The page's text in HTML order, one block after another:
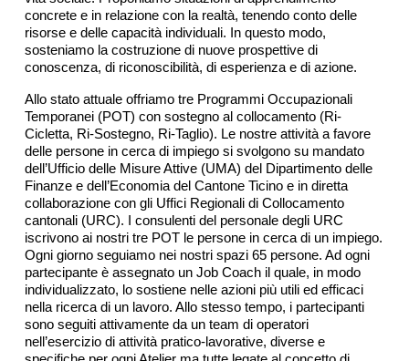
concrete e in relazione con la realtà, tenendo conto delle
risorse e delle capacità individuali. In questo modo,
sosteniamo la costruzione di nuove prospettive di
conoscenza, di riconoscibilità, di esperienza e di azione.
Allo stato attuale offriamo tre Programmi Occupazionali
Temporanei (POT) con sostegno al collocamento (Ri-
Cicletta, Ri-Sostegno, Ri-Taglio). Le nostre attività a favore
delle persone in cerca di impiego si svolgono su mandato
dell’Ufficio delle Misure Attive (UMA) del Dipartimento delle
Finanze e dell’Economia del Cantone Ticino e in diretta
collaborazione con gli Uffici Regionali di Collocamento
cantonali (URC). I consulenti del personale degli URC
iscrivono ai nostri tre POT le persone in cerca di un impiego.
Ogni giorno seguiamo nei nostri spazi 65 persone. Ad ogni
partecipante è assegnato un Job Coach il quale, in modo
individualizzato, lo sostiene nelle azioni più utili ed efficaci
nella ricerca di un lavoro. Allo stesso tempo, i partecipanti
sono seguiti attivamente da un team di operatori
nell’esercizio di attività pratico-lavorative, diverse e